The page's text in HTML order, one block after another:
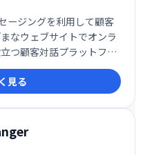
ージングを利用して顧客
なウェブサイトでオンラ
つ顧客対話プラットフォ
見る